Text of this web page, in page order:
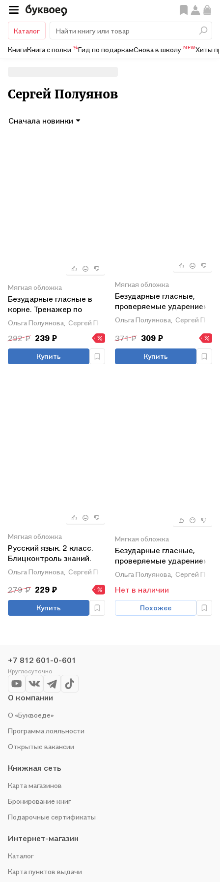
Каталог
КнигиКнига с полки %Гид по подаркамСнова в школу NEWХиты
Сергей Полуянов
Сначала новинки
Мягкая обложка
Безударные гласные в
корне. Тренажер по
русскому языку для
учащихся 2 класса.
Блицконтроль знаний
Ольга Полуянова, Сергей Полуянов
292 ₽ 239 ₽
Купить
Мягкая обложка
Безударные гласные,
проверяемые ударением.
Тренажер по русскому
языку для учащихся 2-4
классов. ФГОС 2021
Ольга Полуянова, Сергей
371 ₽ 309 ₽
Купить
Мягкая обложка
Русский язык. 2 класс.
Блицконтроль знаний.
Безударные гласные в
корне. Тренажер
Ольга Полуянова, Сергей Полуянов
279 ₽ 229 ₽
Купить
Мягкая обложка
Безударные гласные,
проверяемые ударением.
Тренажер по русскому
языку для учащихся 2-4
классов
Ольга Полуянова, Сергей
Нет в наличии
Похожее
+7 812 601-0-601
Круглосуточно
О компании
О «Буквоеде»
Программа лояльности
Открытые вакансии
Книжная сеть
Карта магазинов
Бронирование книг
Подарочные сертификаты
Интернет-магазин
Каталог
Карта пунктов выдачи